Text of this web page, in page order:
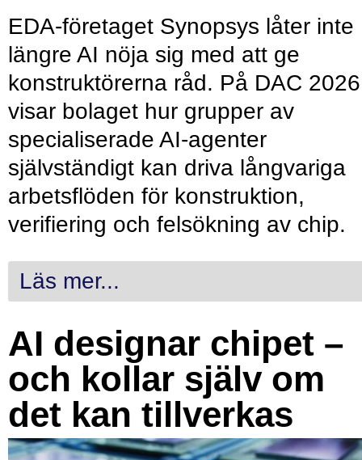
EDA-företaget Synopsys låter inte
längre AI nöja sig med att ge
konstruktörerna råd. På DAC 2026
visar bolaget hur grupper av
specialiserade AI-agenter
självständigt kan driva långvariga
arbetsflöden för konstruktion,
verifiering och felsökning av chip.
Läs mer...
AI designar chipet –
och kollar själv om
det kan tillverkas